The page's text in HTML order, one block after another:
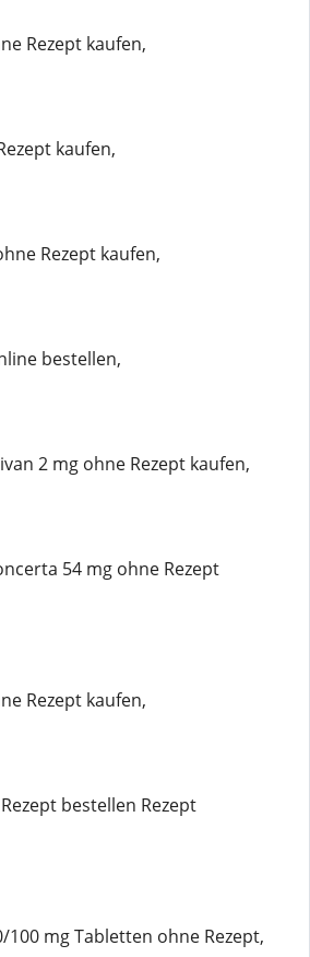
Rezept kaufen,
kaufen,
Rezept kaufen,
bestellen,
2 mg ohne Rezept kaufen,
54 mg ohne Rezept
Rezept kaufen,
bestellen Rezept
mg Tabletten ohne Rezept,